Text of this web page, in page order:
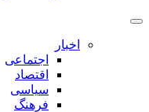
اخبار
اجتماعی
اقتصاد
سیاسی
فرهنگ